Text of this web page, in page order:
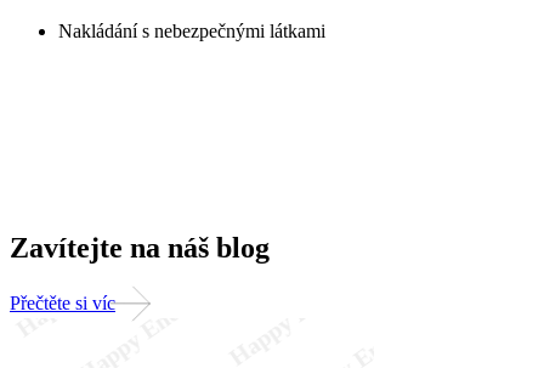
Nakládání s nebezpečnými látkami
Zavítejte na náš blog
Přečtěte si víc